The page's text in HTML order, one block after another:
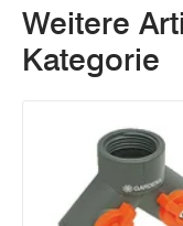
Weitere
Kategorie